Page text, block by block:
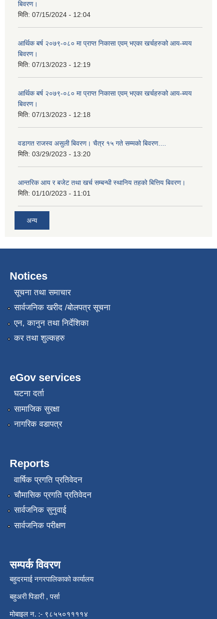
बिवरण।
मिति: 07/15/2024 - 12:04
आर्थिक बर्ष २०७९-०८० मा प्राप्त निकासा एवम् भएका खर्चहरुको आय-ब्यय
बिवरण।
मिति: 07/13/2023 - 12:19
आर्थिक बर्ष २०७९-०८० मा प्राप्त निकासा एवम् भएका खर्चहरुको आय-ब्यय
बिवरण।
मिति: 07/13/2023 - 12:18
वडागत राजस्व असुली बिवरण। चैत्र १५ गते सम्मको बिवरण....
मिति: 03/29/2023 - 13:20
आन्तरिक आय र बजेट तथा खर्च सम्बन्धी स्थानिय तहको बित्तिय बिवरण।
मिति: 01/10/2023 - 11:01
अन्य
Notices
सूचना तथा समाचार
सार्वजनिक खरीद /बोलपत्र सूचना
एन, कानुन तथा निर्देशिका
कर तथा शुल्कहरु
eGov services
घटना दर्ता
सामाजिक सुरक्षा
नागरिक वडापत्र
Reports
वार्षिक प्रगति प्रतिवेदन
चौमासिक प्रगति प्रतिवेदन
सार्वजनिक सुनुवाई
सार्वजनिक परीक्षण
सम्पर्क विवरण
बहुदरमाई नगरपालिकाको कार्यालय
बहुअरी पिडारी , पर्सा
मोबाइल न. :- ९८५५०११११४